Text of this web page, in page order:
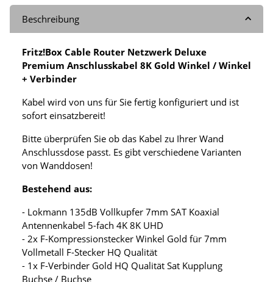
Beschreibung
Fritz!Box Cable Router Netzwerk Deluxe
Premium Anschlusskabel 8K Gold Winkel / Winkel
+ Verbinder
Kabel wird von uns für Sie fertig konfiguriert und ist
sofort einsatzbereit!
Bitte überprüfen Sie ob das Kabel zu Ihrer Wand
Anschlussdose passt. Es gibt verschiedene Varianten
von Wanddosen!
Bestehend aus:
- Lokmann 135dB Vollkupfer 7mm SAT Koaxial
Antennenkabel 5-fach 4K 8K UHD
- 2x F-Kompressionstecker Winkel Gold für 7mm
Vollmetall F-Stecker HQ Qualität
- 1x F-Verbinder Gold HQ Qualität Sat Kupplung
Buchse / Buchse